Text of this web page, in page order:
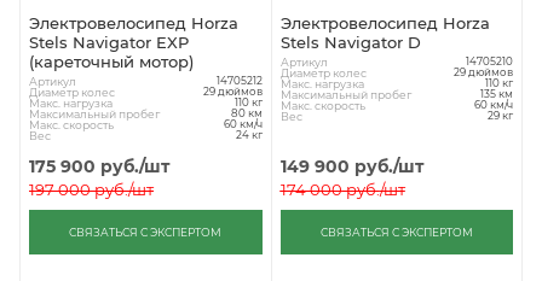
Электровелосипед Horza
Stels Navigator EXP
(кареточный мотор)
Артикул 14705212
Диаметр колес 29 дюймов
Макс. нагрузка 110 кг
Максимальный пробег 80 км
Макс. скорость 60 км/ч
Вес 24 кг
175 900 руб./шт
197 000руб./шт
СВЯЗАТЬСЯ С ЭКСПЕРТОМ
Электровелосипед Horza
Stels Navigator D
Артикул 14705210
Диаметр колес 29 дюймов
Макс. нагрузка 110 кг
Максимальный пробег 135 км
Макс. скорость 60 км/ч
Вес 29 кг
149 900 руб./шт
174 000руб./шт
СВЯЗАТЬСЯ С ЭКСПЕРТОМ